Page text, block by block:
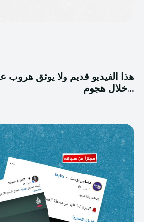
هذا الفيديو قديم ولا يوثق
خلال هجوم...